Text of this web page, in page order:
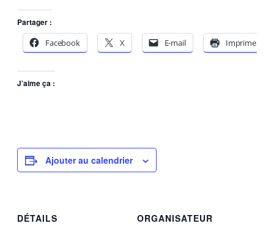
Partager :
Facebook
X E-mail Imprimer
J’aime ça :
Ajouter au calendrier
DÉTAILS
ORGANISATEUR